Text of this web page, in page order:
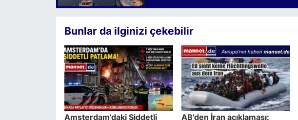
Bunlar da ilginizi çekebilir
Amsterdam’daki Şiddetli AB’den İran açıklaması: